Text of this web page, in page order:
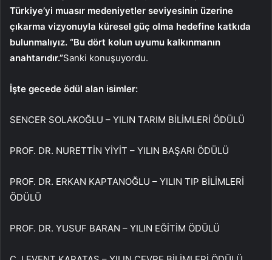
Türkiye’yi muasır medeniyetler seviyesinin üzerine
çıkarma vizyonuyla küresel güç olma hedefine katkıda
bulunmalıyız. “Bu dört kolun uyumu kalkınmanın
anahtarıdır.”Sanki konuşuyordu.
İşte gecede ödül alan isimler:
SENCER SOLAKOĞLU – YILIN TARIM BİLİMLERİ ÖDÜLÜ
PROF. DR. NURETTİN YİYİT – YILIN BAŞARI ÖDÜLÜ
PROF. DR. ERKAN KAPTANOĞLU – YILIN TIP BİLİMLERİ
ÖDÜLÜ
PROF. DR. YUSUF BARAN – YILIN EĞİTİM ÖDÜLÜ